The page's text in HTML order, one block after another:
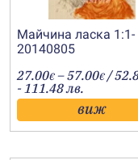
Майчина ласка 1:1-
20140805
27.00€ –57.00€Price
range:
/
- 111.48 лв.
виж